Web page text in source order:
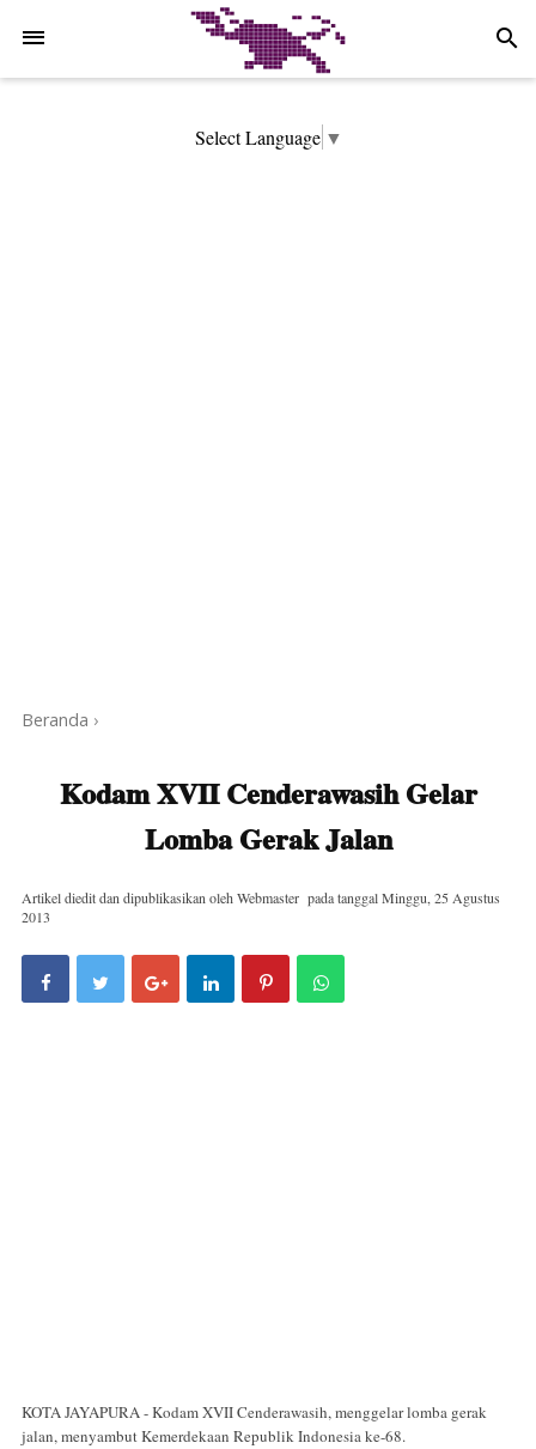
search
Select Language ▼
Beranda ›
Kodam XVII Cenderawasih Gelar
Lomba Gerak Jalan
Artikel diedit dan dipublikasikan oleh Webmaster pada tanggalMinggu, 25 Agustus
2013
KOTA JAYAPURA - Kodam XVII Cenderawasih, menggelar lomba gerak
jalan, menyambut Kemerdekaan Republik Indonesia ke-68.